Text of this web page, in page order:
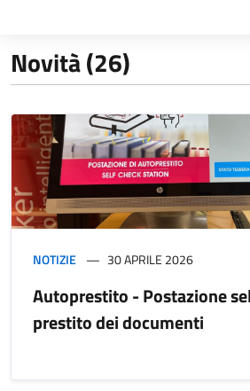
Novità (26)
NOTIZIE 30 APRILE 2026
Autoprestito - Postazione
prestito dei documenti